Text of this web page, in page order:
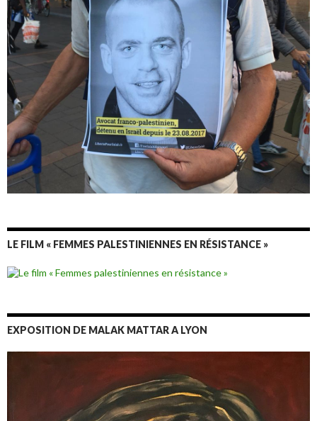
LE FILM « FEMMES PALESTINIENNES EN RÉSISTANCE »
EXPOSITION DE MALAK MATTAR A LYON